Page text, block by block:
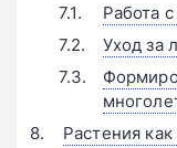
Работа
Уход за
Растения